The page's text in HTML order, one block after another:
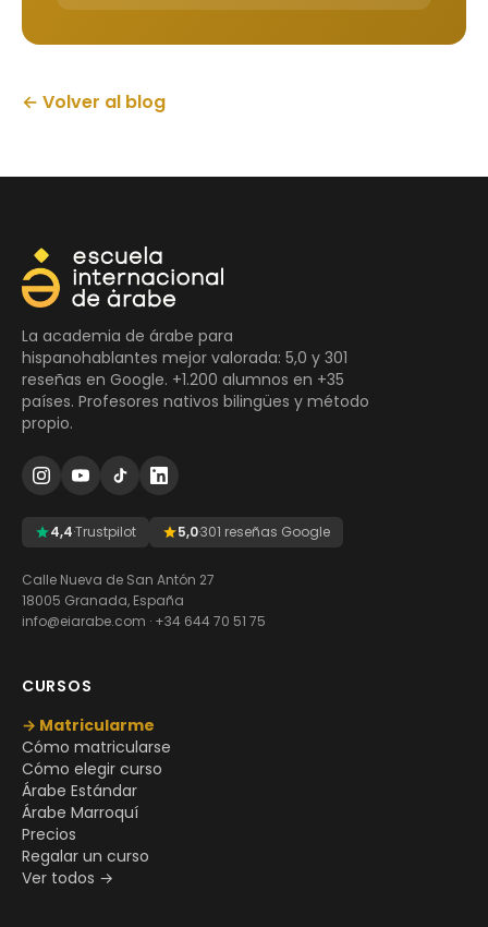
← Volver al blog
La academia de árabe para
hispanohablantes mejor valorada: 5,0 y 301
reseñas en Google. +1.200 alumnos en +35
países. Profesores nativos bilingües y método
propio.
4,4·Trustpilot 5,0·301 reseñas Google
Calle Nueva de San Antón 27
18005 Granada, España
info@eiarabe.com · +34 644 70 51 75
CURSOS
→ Matricularme
Cómo matricularse
Cómo elegir curso
Árabe Estándar
Árabe Marroquí
Precios
Regalar un curso
Ver todos →